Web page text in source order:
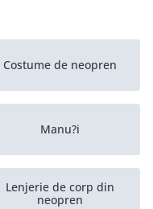
Costume de neopren
Manu?i
Lenjerie de corp din
neopren